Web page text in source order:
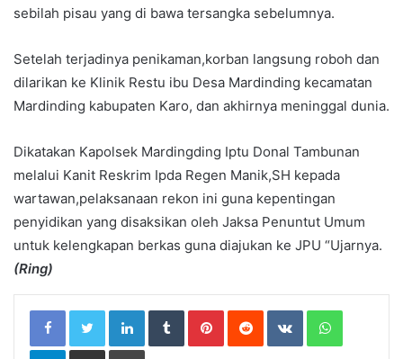
sebilah pisau yang di bawa tersangka sebelumnya.
Setelah terjadinya penikaman,korban langsung roboh dan
dilarikan ke Klinik Restu ibu Desa Mardinding kecamatan
Mardinding kabupaten Karo, dan akhirnya meninggal dunia.
Dikatakan Kapolsek Mardingding Iptu Donal Tambunan
melalui Kanit Reskrim Ipda Regen Manik,SH kepada
wartawan,pelaksanaan rekon ini guna kepentingan
penyidikan yang disaksikan oleh Jaksa Penuntut Umum
untuk kelengkapan berkas guna diajukan ke JPU “Ujarnya.
(Ring)
LinkedIn Tumblr Pinterest Reddit VKontakte
Telegram Print